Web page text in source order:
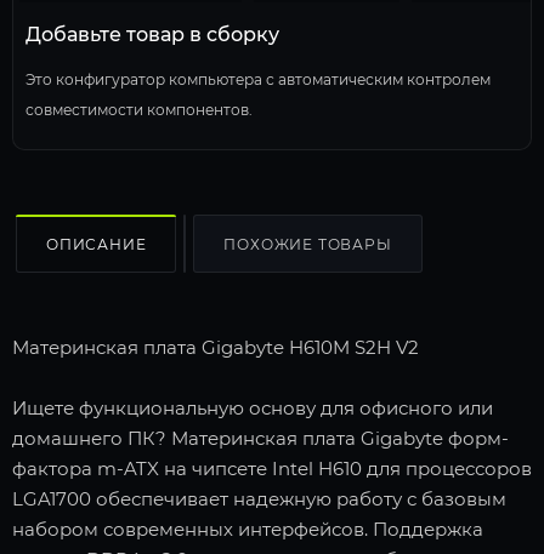
Добавьте товар в сборку
Это конфигуратор компьютера с автоматическим контролем
совместимости компонентов.
ОПИСАНИЕ ПОХОЖИЕ ТОВАРЫ
Материнская плата Gigabyte H610M S2H V2
Ищете функциональную основу для офисного или
домашнего ПК? Материнская плата Gigabyte форм-
фактора m-ATX на чипсете Intel H610 для процессоров
LGA1700 обеспечивает надежную работу с базовым
набором современных интерфейсов. Поддержка